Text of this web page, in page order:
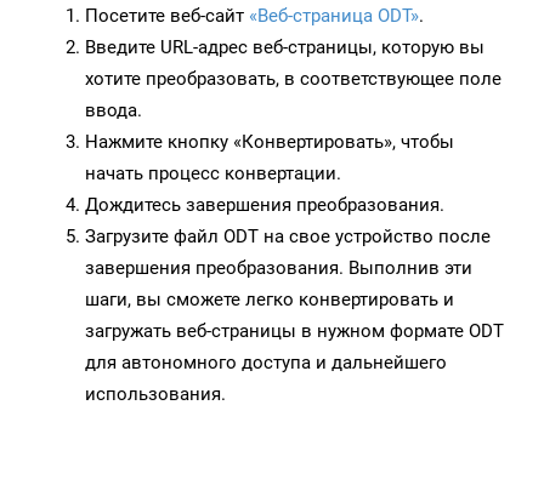
Посетите веб-сайт «Веб-страница ODT».
Введите URL-адрес веб-страницы, которую вы
хотите преобразовать, в соответствующее поле
ввода.
Нажмите кнопку «Конвертировать», чтобы
начать процесс конвертации.
Дождитесь завершения преобразования.
Загрузите файл ODT на свое устройство после
завершения преобразования. Выполнив эти
шаги, вы сможете легко конвертировать и
загружать веб-страницы в нужном формате ODT
для автономного доступа и дальнейшего
использования.